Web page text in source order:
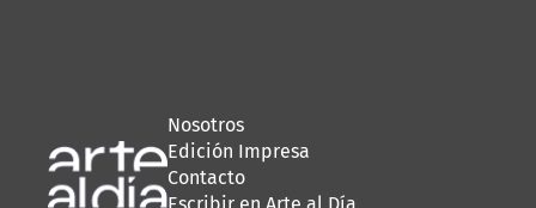
Nosotros
Edición Impresa
Contacto